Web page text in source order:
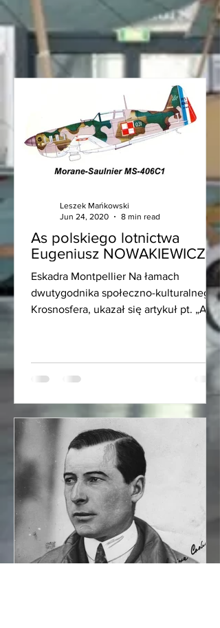
As polskiego lotnictwa
Eugeniusz NOWAKIEWICZ
Eskadra Montpellier Na łamach
dwutygodnika społeczno-kulturalnego
Krosnosfera, ukazał się artykuł pt. „As
Leszek Mańkowski
Jun 24, 2020
8 min read